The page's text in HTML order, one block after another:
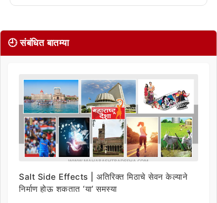
🕘 संबंधित बातम्या
Salt Side Effects | अतिरिक्त मिठाचे सेवन केल्याने
निर्माण होऊ शकतात ‘या’ समस्या